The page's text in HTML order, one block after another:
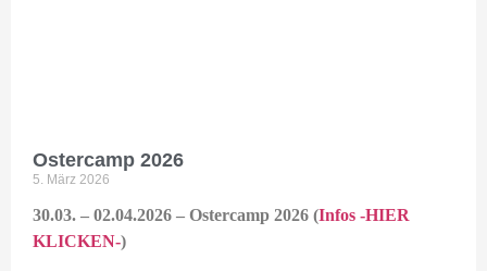
Ostercamp 2026
5. März 2026
30.03. – 02.04.2026 – Ostercamp 2026 (Infos -HIER
KLICKEN-)